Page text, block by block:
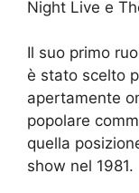
Night Live e
Il suo primo
è stato scelto
apertamente
popolare
quella
show nel 1981.